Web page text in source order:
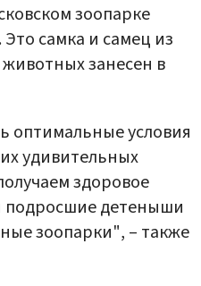
зоопарке
самка и самец из
занесен в
оптимальные условия
удивительных
здоровое
подросшие детеныши
зоопарки", – также